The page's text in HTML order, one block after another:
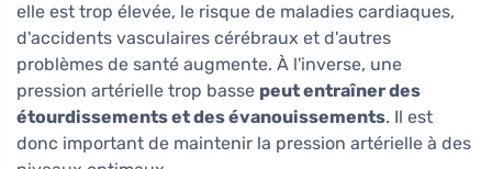
elle est trop élevée, le risque de maladies cardiaques,
d'accidents vasculaires cérébraux et d'autres
problèmes de santé augmente. À l'inverse, une
pression artérielle trop basse peut entraîner des
étourdissements et des évanouissements. Il est
donc important de maintenir la pression artérielle à des